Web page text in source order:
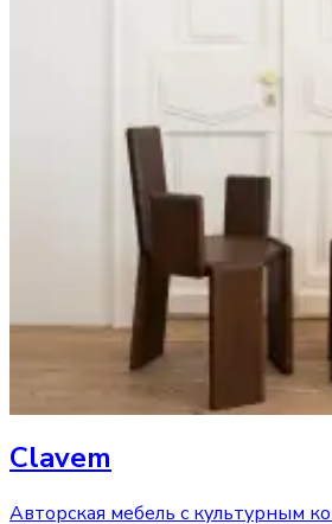
Clavem
Авторская мебель с культурным